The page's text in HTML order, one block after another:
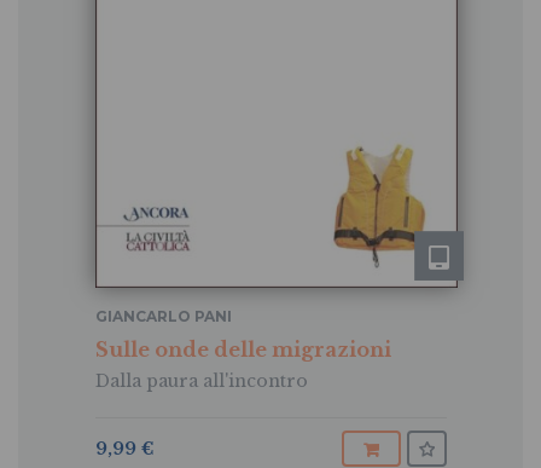
Sulle onde delle migrazioni
Dalla paura all'incontro
GIANCARLO PANI
9,99 €